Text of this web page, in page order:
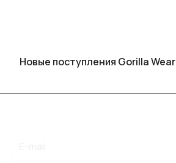
Новые поступления Gorilla Wear